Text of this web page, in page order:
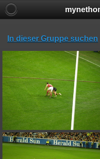
In dieser Gruppe suchen